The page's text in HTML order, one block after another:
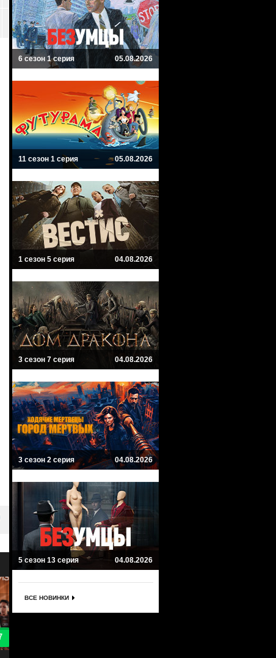
6 сезон 1 серия 05.08.2026
11 сезон 1 серия 05.08.2026
1 сезон 5 серия 04.08.2026
3 сезон 7 серия 04.08.2026
3 сезон 2 серия 04.08.2026
5 сезон 13 серия 04.08.2026
ВСЕ НОВИНКИ